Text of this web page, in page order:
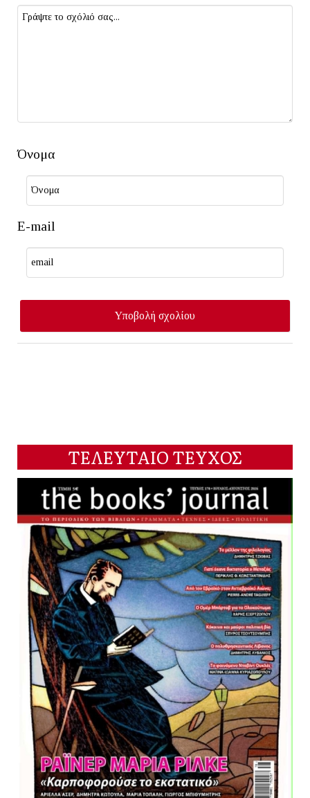
Όνομα
E-mail
ΤΕΛΕΥΤΑΙΟ ΤΕΥΧΟΣ